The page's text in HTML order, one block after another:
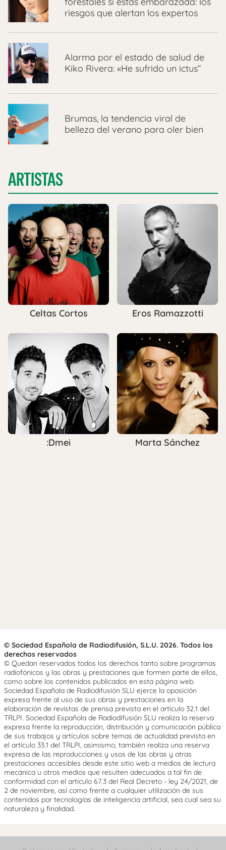
riesgos que alertan los expertos
Alarma por el estado de salud de
Kiko Rivera: «He sufrido un ictus”
Brumas, la tendencia viral de
belleza del verano para oler bien
ARTISTAS
Celtas Cortos Eros Ramazzotti
:Dmei Marta Sánchez
© Sociedad Española de Radiodifusión, S.L.U. 2026. Todos los
derechos reservados
© Quedan reservados todos los derechos tanto sobre programas
radiofónicos y las obras y prestaciones que formen parte de ellos,
como sobre los contenidos publicados en esta página web.
Sociedad Española de Radiodifusión SLU ejerce la oposición
expresa frente al uso de sus obras y prestaciones en la
elaboración de revistas de prensa prevista en el artículo 32.1 del
TRLPI. Sociedad Española de Radiodifusión SLU realiza la reserva
expresa frente la reproducción, distribución y comunicación pública
de sus trabajos y artículos sobre temas de actualidad prevista en
el artículo 33.1 del TRLPI, asimismo, también realiza una reserva
expresa de las reproducciones y usos de las obras y otras
prestaciones accesibles desde este sitio web a medios de lectura
mecánica u otros medios que resulten adecuados a tal fin de
conformidad con el artículo 67.3 del Real Decreto - ley 24/2021, de
2 de noviembre, así como frente a cualquier utilización de sus
contenidos por tecnologías de inteligencia artificial, sea cual sea su
naturaleza y finalidad.